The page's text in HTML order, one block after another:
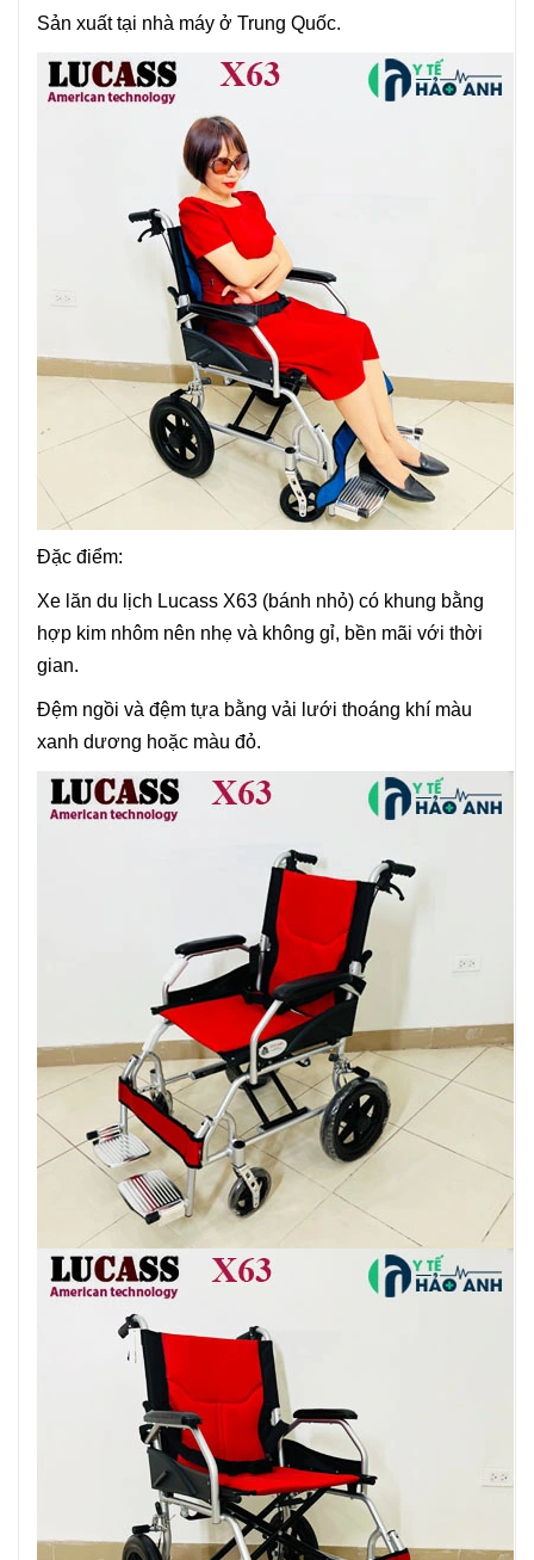
Sản xuất tại nhà máy ở Trung Quốc.
Đặc điểm:
Xe lăn du lịch Lucass X63 (bánh nhỏ) có khung bằng
hợp kim nhôm nên nhẹ và không gỉ, bền mãi với thời
gian.
Đệm ngồi và đệm tựa bằng vải lưới thoáng khí màu
xanh dương hoặc màu đỏ.